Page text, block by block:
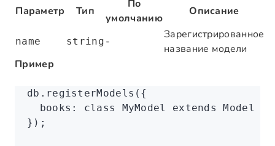
Параметр Тип
По
умолчанию
Описание
name string -
Зарегистрированное
название модели
Пример
db .registerModels ({
  books
: class MyModel extends Model
});